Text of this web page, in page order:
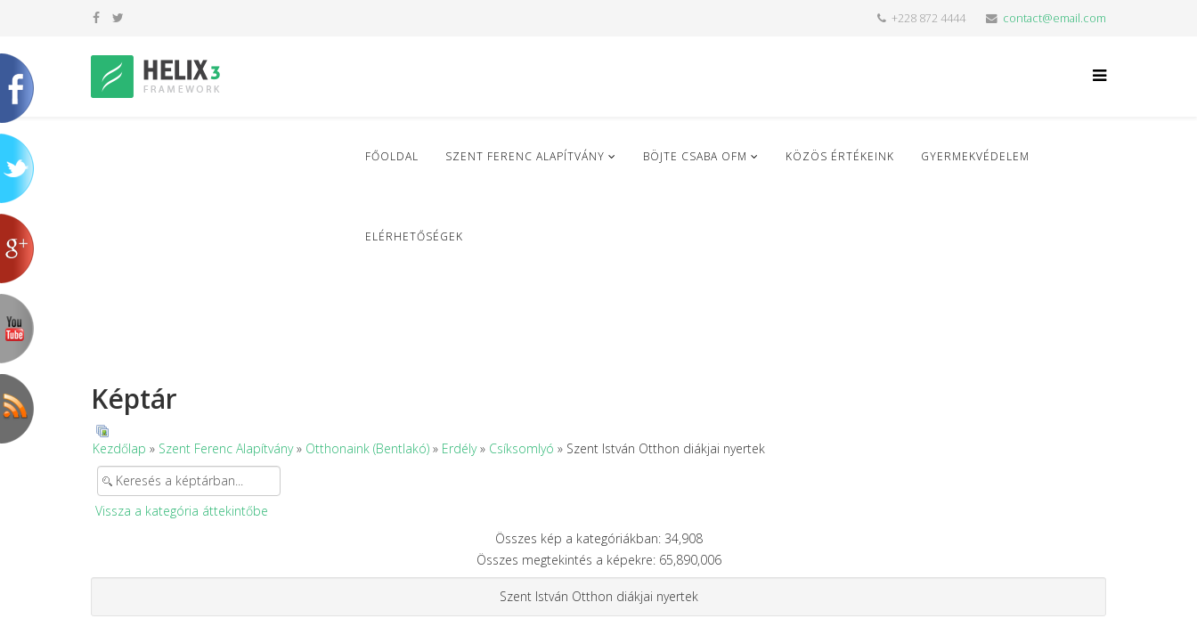
+228 872 4444 contact@email.com
FŐOLDAL SZENT FERENC ALAPÍTVÁNY BÖJTE CSABA OFM KÖZÖS ÉRTÉKEINK GYERMEKVÉDELEM
ELÉRHETŐSÉGEK
Képtár
Kezdőlap » Szent Ferenc Alapítvány» Otthonaink (Bentlakó) » Erdély» Csíksomlyó » Szent István Otthon diákjai nyertek
Vissza a kategória áttekintőbe
Összes kép a kategóriákban: 34,908
Összes megtekintés a képekre: 65,890,006
Szent István Otthon diákjai nyertek